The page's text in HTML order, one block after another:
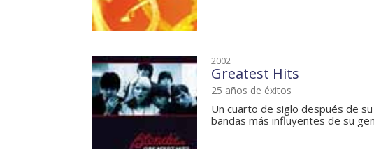
2002
Greatest Hits
25 años de éxitos
Un cuarto de siglo después de
bandas más influyentes de su